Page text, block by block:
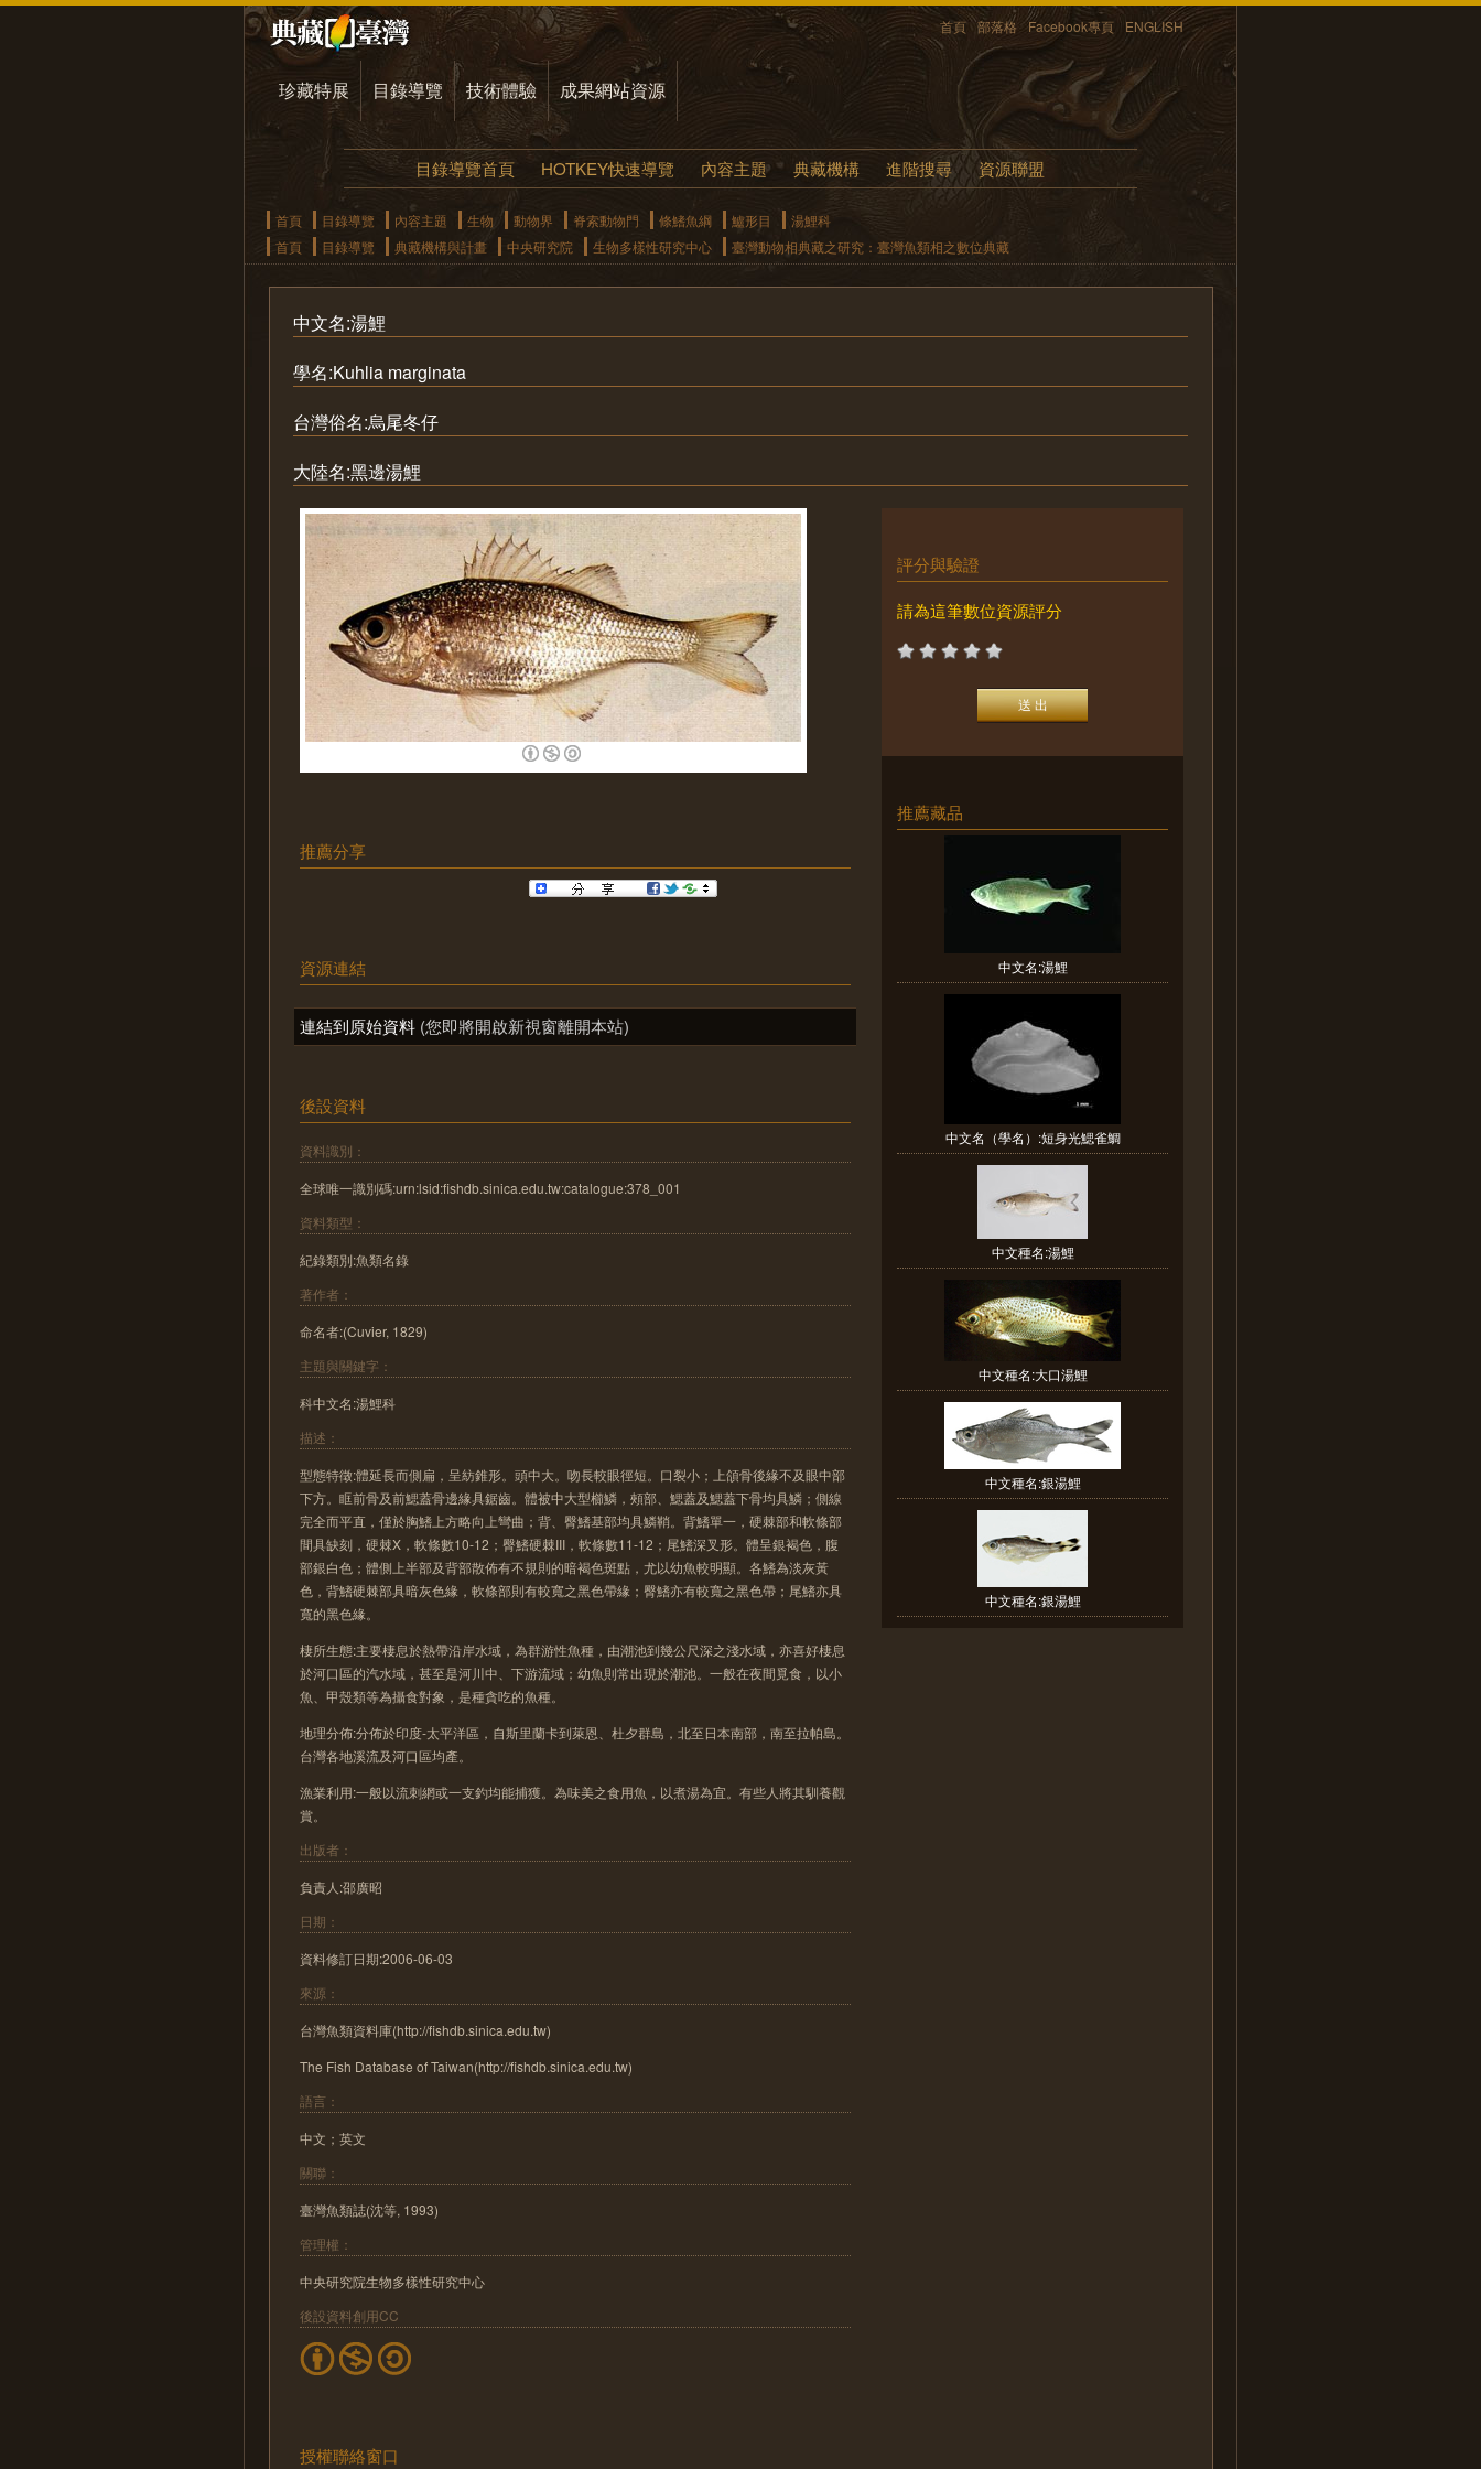
首頁 部落格 Facebook專頁 ENGLISH
珍藏特展 目錄導覽 技術體驗 成果網站資源
目錄導覽首頁 HOTKEY快速導覽 內容主題 典藏機構 進階搜尋 資源聯盟
首頁 目錄導覽 內容主題 生物 動物界 脊索動物門 條鰭魚綱 鱸形目
湯鯉科
首頁
目錄導覽 典藏機構與計畫 中央研究院 生物多樣性研究中心 臺灣動物相典藏之研究：臺灣魚類相之數位典藏
中文名:湯鯉
學名:Kuhlia marginata
台灣俗名:烏尾冬仔
大陸名:黑邊湯鯉
推薦分享
資源連結
連結到原始資料 (您即將開啟新視窗離開本站)
後設資料
資料識別：
全球唯一識別碼:urn:lsid:fishdb.sinica.edu.tw:catalogue:378_001
資料類型：
紀錄類別:魚類名錄
著作者：
命名者:(Cuvier, 1829)
主題與關鍵字：
科中文名:湯鯉科
描述：
型態特徵:體延長而側扁，呈紡錐形。頭中大。吻長較眼徑短。口裂小；上頜骨後緣不及眼中部
下方。眶前骨及前鰓蓋骨邊緣具鋸齒。體被中大型櫛鱗，頰部、鰓蓋及鰓蓋下骨均具鱗；側線
完全而平直，僅於胸鰭上方略向上彎曲；背、臀鰭基部均具鱗鞘。背鰭單一，硬棘部和軟條部
間具缺刻，硬棘X，軟條數10-12；臀鰭硬棘III，軟條數11-12；尾鰭深叉形。體呈銀褐色，腹
部銀白色；體側上半部及背部散佈有不規則的暗褐色斑點，尤以幼魚較明顯。各鰭為淡灰黃
色，背鰭硬棘部具暗灰色緣，軟條部則有較寬之黑色帶緣；臀鰭亦有較寬之黑色帶；尾鰭亦具
寬的黑色緣。
棲所生態:主要棲息於熱帶沿岸水域，為群游性魚種，由潮池到幾公尺深之淺水域，亦喜好棲息
於河口區的汽水域，甚至是河川中、下游流域；幼魚則常出現於潮池。一般在夜間覓食，以小
魚、甲殼類等為攝食對象，是種貪吃的魚種。
地理分佈:分佈於印度-太平洋區，自斯里蘭卡到萊恩、杜夕群島，北至日本南部，南至拉帕島。
台灣各地溪流及河口區均產。
漁業利用:一般以流刺網或一支釣均能捕獲。為味美之食用魚，以煮湯為宜。有些人將其馴養觀
賞。
出版者：
負責人:邵廣昭
日期：
資料修訂日期:2006-06-03
來源：
台灣魚類資料庫(http://fishdb.sinica.edu.tw)
The Fish Database of Taiwan(http://fishdb.sinica.edu.tw)
語言：
中文；英文
關聯：
臺灣魚類誌(沈等, 1993)
管理權：
中央研究院生物多樣性研究中心
後設資料創用CC
授權聯絡窗口
評分與驗證
請為這筆數位資源評分
推薦藏品
中文名:湯鯉
中文名（學名）:短身光鰓雀鯛
中文種名:湯鯉
中文種名:大口湯鯉
中文種名:銀湯鯉
中文種名:銀湯鯉